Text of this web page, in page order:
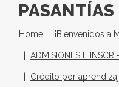
PASANTÍAS
Home ¡Bienvenidos a
ADMISIONES E
Crédito por